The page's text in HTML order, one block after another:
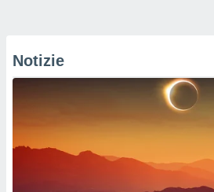
Notizie